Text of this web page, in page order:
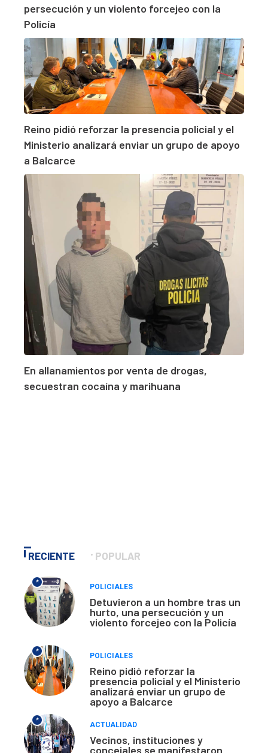
persecución y un violento forcejeo con la
Policía
Reino pidió reforzar la presencia policial y el
Ministerio analizará enviar un grupo de apoyo
a Balcarce
En allanamientos por venta de drogas,
secuestran cocaína y marihuana
RECIENTE POPULAR
*
POLICIALES
Detuvieron a un hombre tras un
hurto, una persecución y un
violento forcejeo con la Policía
*
POLICIALES
Reino pidió reforzar la
presencia policial y el Ministerio
analizará enviar un grupo de
apoyo a Balcarce
*
ACTUALIDAD
Vecinos, instituciones y
concejales se manifestaron